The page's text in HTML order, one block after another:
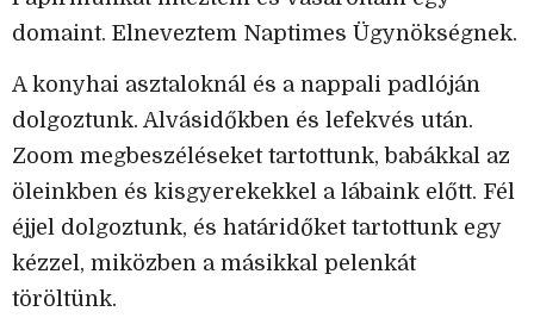
domaint. Elneveztem Naptimes Ügynökségnek.
A konyhai asztaloknál és a nappali padlóján
dolgoztunk. Alvásidőkben és lefekvés után.
Zoom megbeszéléseket tartottunk, babákkal az
öleinkben és kisgyerekekkel a lábaink előtt. Fél
éjjel dolgoztunk, és határidőket tartottunk egy
kézzel, miközben a másikkal pelenkát
töröltünk.